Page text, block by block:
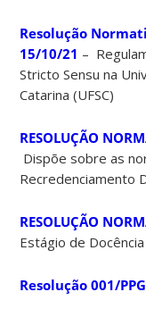
Resolução
15/10/21 –
Stricto Sensu na
Catarina (UFSC)
RESOLUÇÃO
Dispõe sobre as
Recredenciamento
RESOLUÇÃO
Estágio de Docência
Resolução 001/